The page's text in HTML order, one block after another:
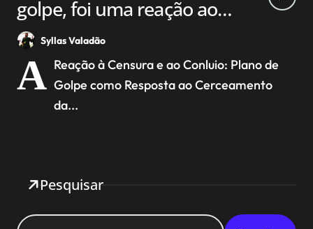
golpe, foi uma reação ao
conluio e a ditadura do
judiciário que já existia
para impedir a reeleição
de Bolsonaro.
Syllas Valadão
A Reação à Censura e ao Conluio: Plano de
Golpe como Resposta ao Cerceamento
da...
Pesquisar